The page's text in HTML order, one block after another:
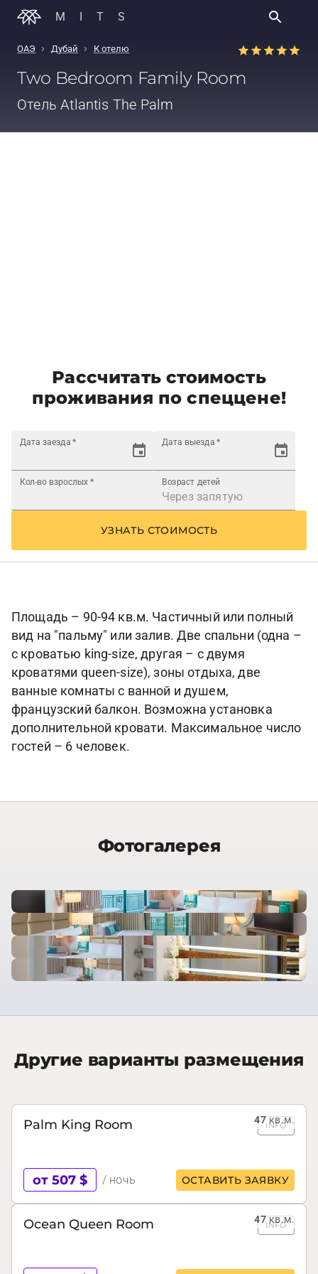
MITS
ОАЭ › Дубай › К отелю
Two Bedroom Family Room
ОтельAtlantis The Palm
Рассчитать стоимость
проживания по спеццене!
Дата заезда * Дата выезда *
Кол-во взрослых * Возраст детей
УЗНАТЬ СТОИМОСТЬ
Площадь – 90-94 кв.м. Частичный или полный
вид на "пальму" или залив. Две спальни (одна –
с кроватью king-size, другая – с двумя
кроватями queen-size), зоны отдыха, две
ванные комнаты с ванной и душем,
французский балкон. Возможна установка
дополнительной кровати. Максимальное число
гостей – 6 человек.
Фотогалерея
Другие варианты размещения
47кв.м.
Palm King Room INFO
от 507 $ / ночь ОСТАВИТЬ ЗАЯВКУ
47кв.м.
Ocean Queen Room INFO